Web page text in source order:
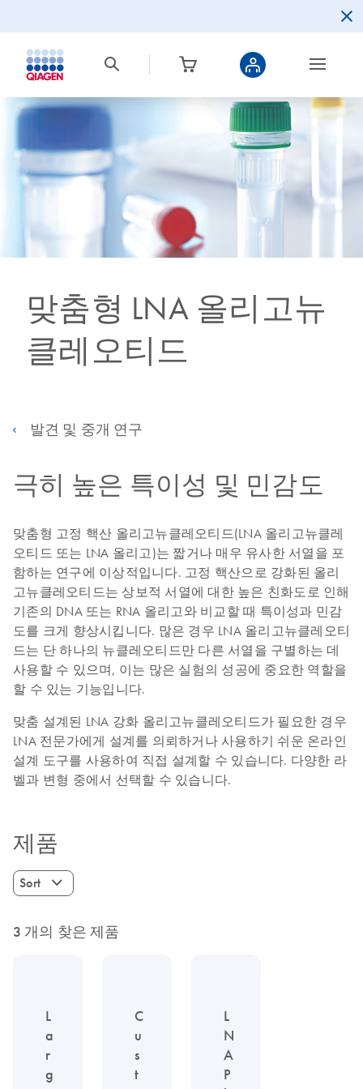
맞춤형 LNA 올리고뉴
클레오티드
발견 및 중개 연구
극히 높은 특이성 및 민감도
맞춤형 고정 핵산 올리고뉴클레오티드(LNA 올리고뉴클레
오티드 또는 LNA 올리고)는 짧거나 매우 유사한 서열을 포
함하는 연구에 이상적입니다. 고정 핵산으로 강화된 올리
고뉴클레오티드는 상보적 서열에 대한 높은 친화도로 인해
기존의 DNA 또는 RNA 올리고와 비교할 때 특이성과 민감
도를 크게 향상시킵니다. 많은 경우 LNA 올리고뉴클레오티
드는 단 하나의 뉴클레오티드만 다른 서열을 구별하는 데
사용할 수 있으며, 이는 많은 실험의 성공에 중요한 역할을
할 수 있는 기능입니다.
맞춤 설계된 LNA 강화 올리고뉴클레오티드가 필요한 경우
LNA 전문가에게 설계를 의뢰하거나 사용하기 쉬운 온라인
설계 도구를 사용하여 직접 설계할 수 있습니다. 다양한 라
벨과 변형 중에서 선택할 수 있습니다.
제품
Sort
3 개의 찾은 제품
L
a
r
g
C
u
s
t
L
N
A
P